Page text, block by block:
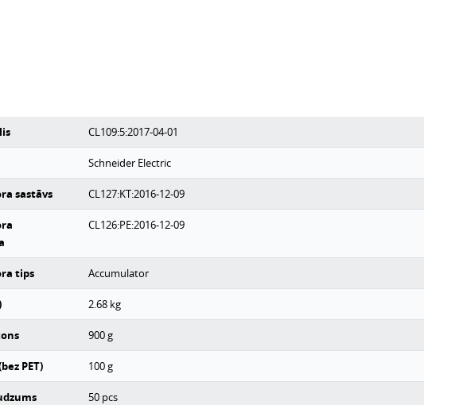
CL109:5:2017-04-01
Schneider Electric
sastāvs CL127:KT:2016-12-09
CL126:PE:2016-12-09
tips Accumulator
2.68 kg
900g
PET) 100g
50 pcs